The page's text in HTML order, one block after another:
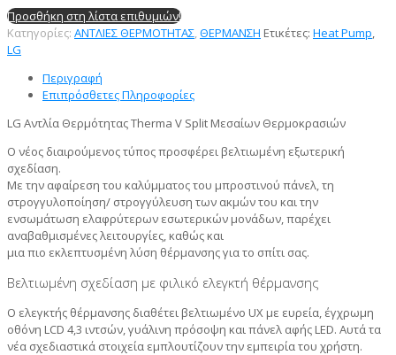
Προσθήκη στη λίστα επιθυμιών!
Κατηγορίες: ΑΝΤΛΙΕΣ ΘΕΡΜΟΤΗΤΑΣ,ΘΕΡΜΑΝΣΗ Ετικέτες: Heat Pump,
LG
Περιγραφή
Επιπρόσθετες Πληροφορίες
LG Αντλία Θερμότητας Therma V Split Μεσαίων Θερμοκρασιών
Ο νέος διαιρούμενος τύπος προσφέρει βελτιωμένη εξωτερική
σχεδίαση.
Με την αφαίρεση του καλύμματος του μπροστινού πάνελ, τη
στρογγυλοποίηση/ στρογγύλευση των ακμών του και την
ενσωμάτωση ελαφρύτερων εσωτερικών μονάδων, παρέχει
αναβαθμισμένες λειτουργίες, καθώς και
μια πιο εκλεπτυσμένη λύση θέρμανσης για το σπίτι σας.
Βελτιωμένη σχεδίαση με φιλικό ελεγκτή θέρμανσης
Ο ελεγκτής θέρμανσης διαθέτει βελτιωμένο UX με ευρεία, έγχρωμη
οθόνη LCD 4,3 ιντσών, γυάλινη πρόσοψη και πάνελ αφής LED. Αυτά τα
νέα σχεδιαστικά στοιχεία εμπλουτίζουν την εμπειρία του χρήστη.